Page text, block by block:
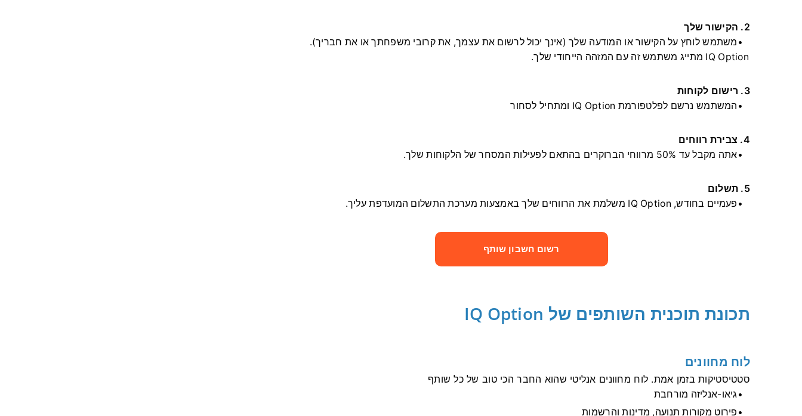
2. הקישור שלך
משתמש לוחץ על הקישור או המודעה שלך (אינך יכול לרשום את עצמך, את קרובי משפחתך או את חבריך).
IQ Option מתייג משתמש זה עם המזהה הייחודי שלך.
3. רישום לקוחות
המשתמש נרשם לפלטפורמת IQ Option ומתחיל לסחור
4. צבירת רווחים
אתה מקבל עד 50% מרווחי הברוקרים בהתאם לפעילות המסחר של הלקוחות שלך.
5. תשלום
פעמיים בחודש, IQ Option משלמת את הרווחים שלך באמצעות מערכת התשלום המועדפת עליך.
רשום חשבון שותף
תכונת תוכנית השותפים של IQ Option
לוח מחוונים
סטטיסטיקות בזמן אמת. לוח מחוונים אנליטי שהוא החבר הכי טוב של כל שותף
גיאו-אנליזה מורחבת
פירוט מקורות תנועה, מדינות והרשמות